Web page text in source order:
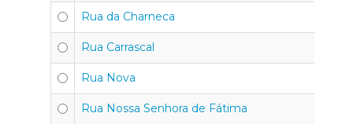
Rua da Charneca
Rua Carrascal
Rua Nova
Rua Nossa Senhora de Fátima